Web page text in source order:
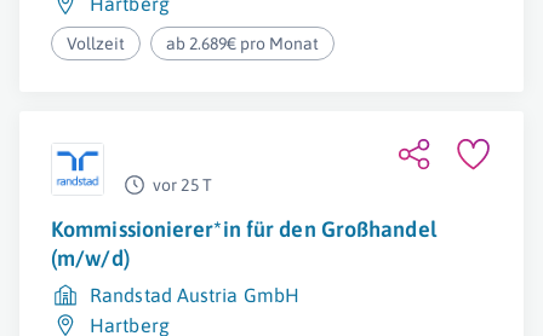
Vollzeit ab 2.689€ pro Monat
vor 25 T
Kommissionierer*in für den Großhandel
(m/w/d)
Randstad Austria GmbH
Hartberg